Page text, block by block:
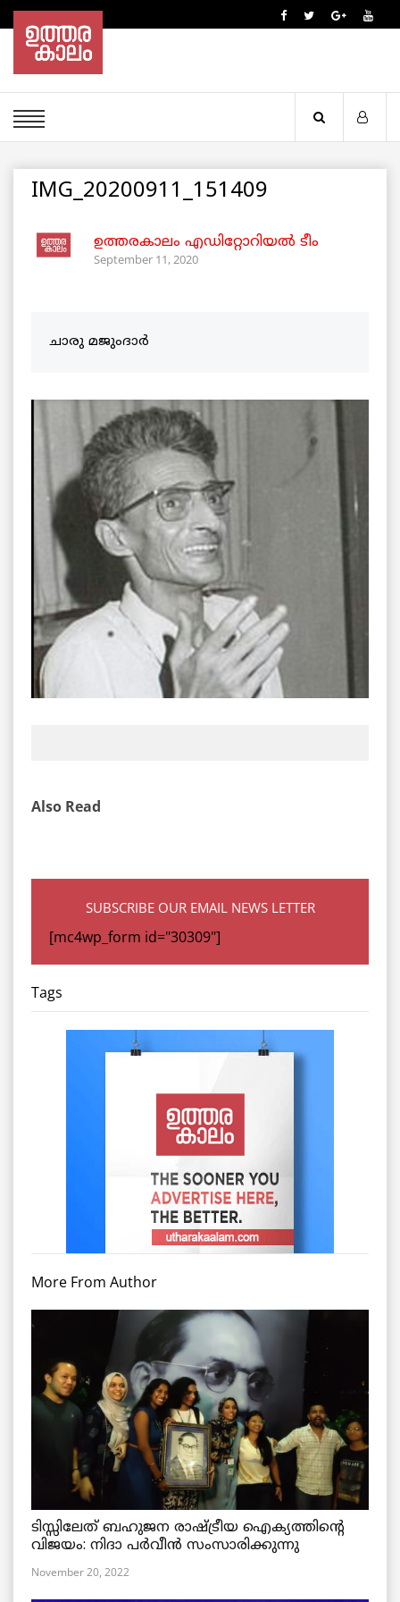
IMG_20200911_151409
ഉത്തരകാലം എഡിറ്റോറിയല്‍ ടീം
September 11, 2020
ചാരു മജുംദാർ
Also Read
SUBSCRIBE OUR EMAIL NEWS LETTER
[mc4wp_form id="30309"]
Tags
More From Author
ടിസ്സിലേത് ബഹുജന രാഷ്ട്രീയ ഐക്യത്തിന്റെ
വിജയം: നിദാ പർവീൻ സംസാരിക്കുന്നു
November 20, 2022